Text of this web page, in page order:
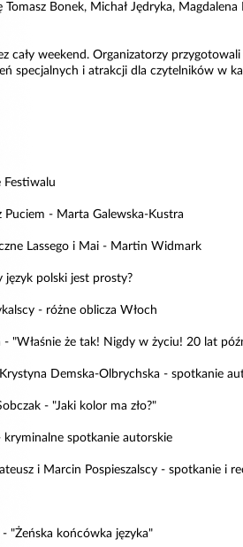
Tomasz Bonek, Michał Jędryka, Magdalena
cały weekend. Organizatorzy przygotowali
specjalnych i atrakcji dla czytelników w
Festiwalu
- Marta Galewska-Kustra
Lassego i Mai - Martin Widmark
język polski jest prosty?
- różne oblicza Włoch
"Właśnie że tak! Nigdy w życiu! 20 lat
Demska-Olbrychska - spotkanie
- "Jaki kolor ma zło?"
spotkanie autorskie
i Marcin Pospieszalscy - spotkanie i
"Żeńska końcówka języka"